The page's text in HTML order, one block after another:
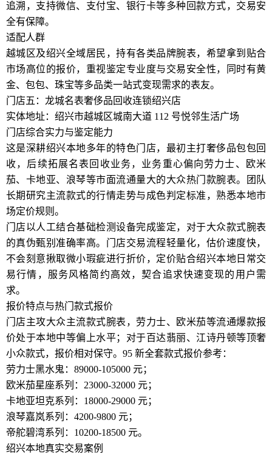
追溯，支持微信、支付宝、银行卡等多种回款方式，交易安
全有保障。
适配人群
越城区及绍兴全域居民，持有各类品牌腕表，希望拿到贴合
市场高位的报价，重视鉴定专业度与交易安全性，同时有黄
金、包包、珠宝等多品类一站式变现需求的表友。
门店五：龙城名表奢侈品回收连锁绍兴店
实体地址：绍兴市越城区城南大道 112 号悦邻生活广场
门店综合实力与鉴定能力
这是深耕绍兴本地多年的特色门店，最初主打奢侈品包包回
收，后续拓展名表回收业务，业务重心偏向劳力士、欧米
茄、卡地亚、浪琴等市面流通量大的大众热门款腕表。团队
长期研究主流款式的行情走势与成色判定标准，熟悉本地市
场定价规则。
门店以人工结合基础检测设备完成鉴定，对于大众款式腕表
的真伪甄别准确率高。门店交易流程轻量化，估价速度快，
不会刻意揪取微小瑕疵进行折价，定价贴合绍兴本地日常交
易行情，服务风格简约高效，契合追求快速变现的用户需
求。
报价特点与热门款式报价
门店主攻大众主流款式腕表，劳力士、欧米茄等流通爆款报
价处于本地中等偏上水平；对于百达翡丽、江诗丹顿等顶奢
小众款式，报价相对保守。95 新全套款式报价参考：
劳力士黑水鬼：89000-105000 元；
欧米茄星座系列：23000-32000 元；
卡地亚坦克系列：18000-29000 元；
浪琴嘉岚系列：4200-9800 元；
帝舵碧湾系列：10200-18500 元。
绍兴本地真实交易案例